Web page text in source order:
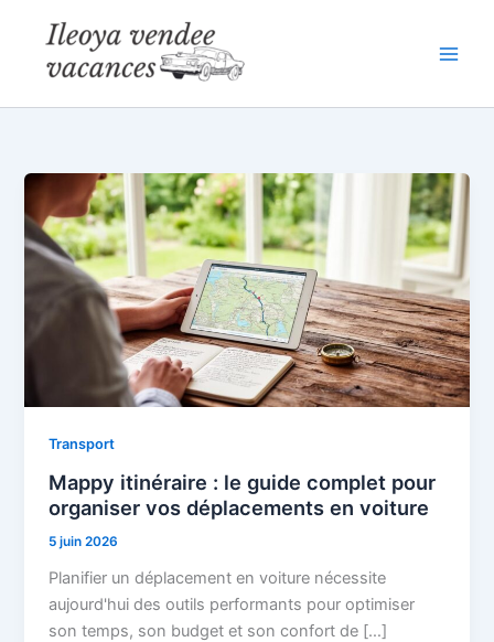
contenu
Transport
Mappy itinéraire : le guide complet pour
organiser vos déplacements en voiture
5 juin 2026
Planifier un déplacement en voiture nécessite
aujourd'hui des outils performants pour optimiser
son temps, son budget et son confort de […]